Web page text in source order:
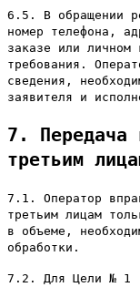
6.5. В обращении
номер телефона,
заказе или личном
требования.
сведения,
заявителя и
7. Передача
третьим
7.1. Оператор
третьим лицам
в объеме,
обработки.
7.2. Для Цели № 1